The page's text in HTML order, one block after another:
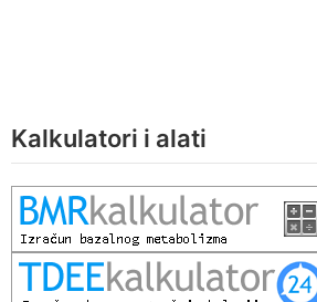
Kalkulatori i alati